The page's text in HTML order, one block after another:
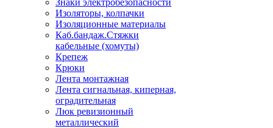
Знаки электробезопасности
Изоляторы, колпачки
Изоляционные материалы
Каб.бандаж.Стяжки
кабельные (хомуты)
Крепеж
Крюки
Лента монтажная
Лента сигнальная, киперная,
оградительная
Люк ревизионный
металлический